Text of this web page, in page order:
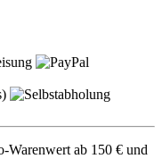
ab 150 € und